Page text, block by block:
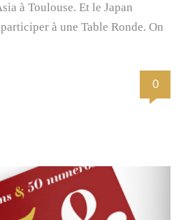
à Toulouse. Et le Japan
à une Table Ronde. On
0